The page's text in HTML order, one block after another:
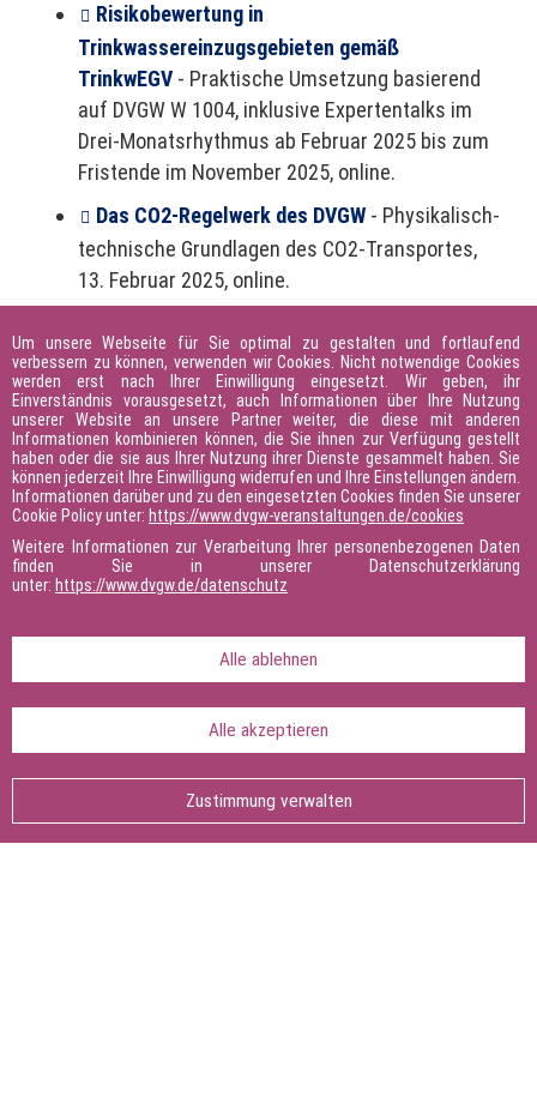
Risikobewertung in
Trinkwassereinzugsgebieten gemäß
TrinkwEGV- Praktische Umsetzung basierend
auf DVGW W 1004, inklusive Expertentalks im
Drei-Monatsrhythmus ab Februar 2025 bis zum
Fristende im November 2025, online.
Das CO2-Regelwerk des DVGW - Physikalisch-
technische Grundlagen des CO2-Transportes,
13. Februar 2025, online.
(LNG)- Fachkenntnisse gemäß G 102-10, 18./19.
März 2025 in Würzburg.
Aktualisierung für Fachkräfte
Meldestelle- Praxisnahes Update gemäß GW
1200, 30.09.-01.10.2025 in Wetzlar.
Qualifizierung H2-Betriebspersonal der
Netzbetreiber- Grundlagen, 04.03.2025 in
Seite teilen:
Um unsere Webseite für Sie optimal zu gestalten und fortlaufend
verbessern zu können, verwenden wir Cookies. Nicht notwendige Cookies
werden erst nach Ihrer Einwilligung eingesetzt. Wir geben, ihr
Einverständnis vorausgesetzt, auch Informationen über Ihre Nutzung
unserer Website an unsere Partner weiter, die diese mit anderen
Informationen kombinieren können, die Sie ihnen zur Verfügung gestellt
haben oder die sie aus Ihrer Nutzung ihrer Dienste gesammelt haben. Sie
können jederzeit Ihre Einwilligung widerrufen und Ihre Einstellungen ändern.
Informationen darüber und zu den eingesetzten Cookies finden Sie unserer
Cookie Policy unter: https://www.dvgw-veranstaltungen.de/cookies
Weitere Informationen zur Verarbeitung Ihrer personenbezogenen Daten
finden Sie in unserer Datenschutzerklärung
unter: https://www.dvgw.de/datenschutz
Alle ablehnen
Alle akzeptieren
Zustimmung verwalten